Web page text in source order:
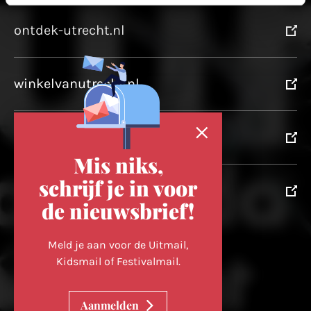
ontdek-utrecht.nl
winkelvanutrecht.nl
utrechtpartners.nl
Volg ons op
Mis niks,
schrijf je in voor
de nieuwsbrief!
Meld je aan voor de Uitmail,
Kidsmail of Festivalmail.
Aanmelden